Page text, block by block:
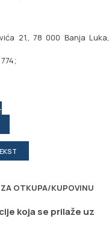
21., 78 000 Banja Luka,
OTKUPA/KUPOVINU
koja se prilaže uz